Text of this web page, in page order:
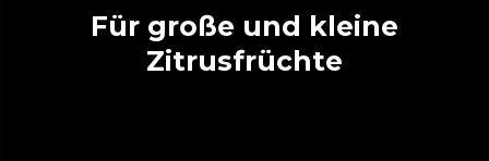
Für große und kleine
Zitrusfrüchte